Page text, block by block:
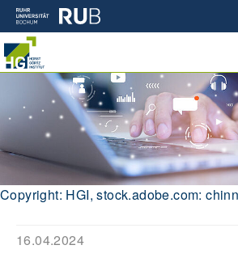
Copyright: HGI, stock.adobe.com:
16.04.2024